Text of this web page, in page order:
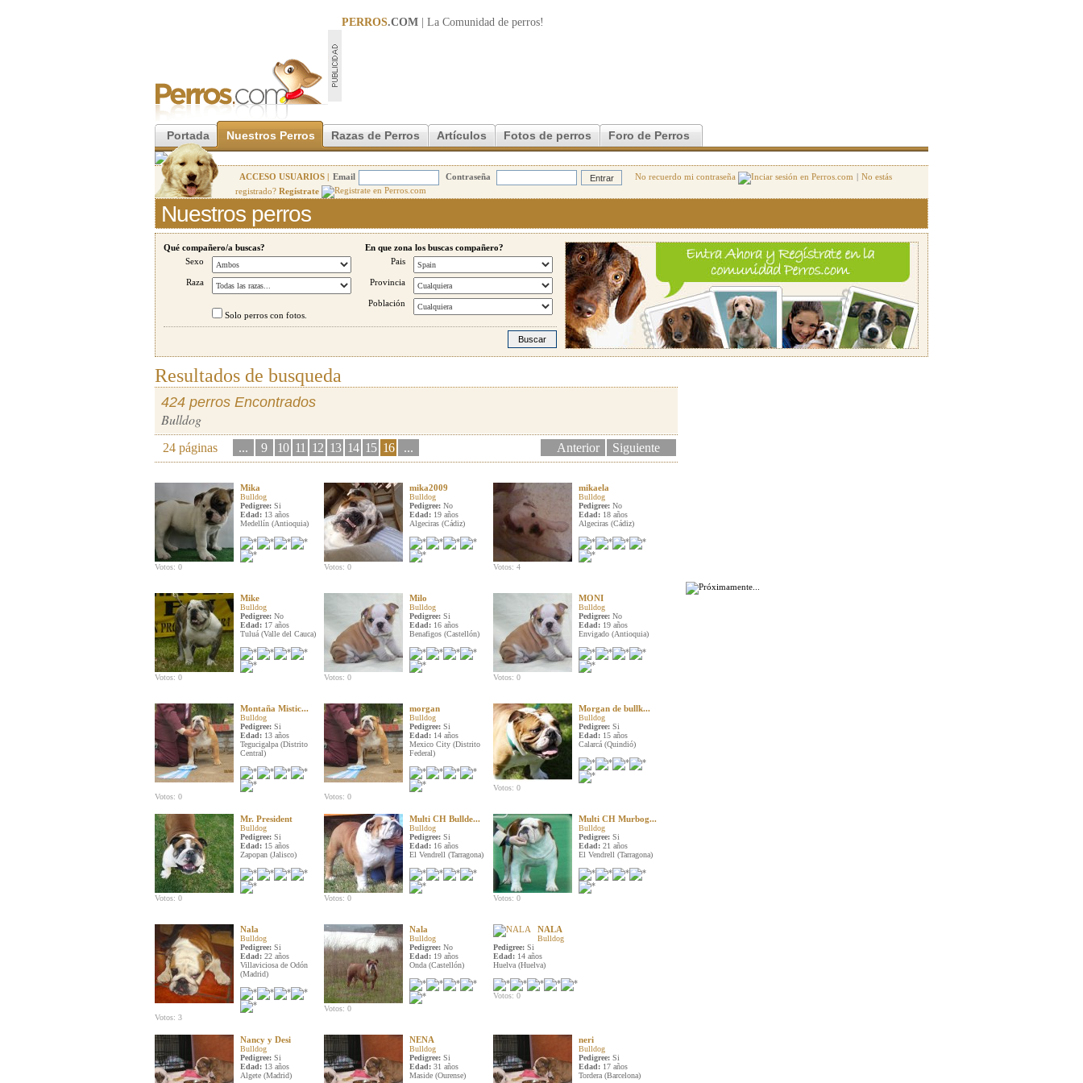
PERROS.COM | La Comunidad de perros!
Portada Nuestros Perros Razas de Perros Artículos Fotos de perros Foro de Perros
ACCESO USUARIOS | Email Contraseña No recuerdo mi contraseña | No estás
registrado? Regístrate
Nuestros perros
Qué compañero/a buscas?
Sexo
Raza
Solo perros con fotos.
En que zona los buscas compañero?
Pais
Provincia
Población
Resultados de busqueda
424 perros Encontrados
Bulldog
24 páginas ... 9 10 11 12 13 14 15 16 ... Anterior Siguiente
Mika
Bulldog
Pedigree: Si
Edad: 13 años
Medellín (Antioquia)
Votos: 0
mika2009
Bulldog
Pedigree: No
Edad: 19 años
Algeciras (Cádiz)
Votos: 0
mikaela
Bulldog
Pedigree: No
Edad: 18 años
Algeciras (Cádiz)
Votos: 4
Mike
Bulldog
Pedigree: No
Edad: 17 años
Tuluá (Valle del Cauca)
Votos: 0
Milo
Bulldog
Pedigree: Si
Edad: 16 años
Benafigos (Castellón)
Votos: 0
MONI
Bulldog
Pedigree: No
Edad: 19 años
Envigado (Antioquia)
Votos: 0
Montaña Mistic...
Bulldog
Pedigree: Si
Edad: 13 años
Tegucigalpa (Distrito
Central)
Votos: 0
morgan
Bulldog
Pedigree: Si
Edad: 14 años
Mexico City (Distrito
Federal)
Votos: 0
Morgan de bullk...
Bulldog
Pedigree: Si
Edad: 15 años
Calarcá (Quindió)
Votos: 0
Mr. President
Bulldog
Pedigree: Si
Edad: 15 años
Zapopan (Jalisco)
Votos: 0
Multi CH Bullde...
Bulldog
Pedigree: Si
Edad: 16 años
El Vendrell (Tarragona)
Votos: 0
Multi CH Murbog...
Bulldog
Pedigree: Si
Edad: 21 años
El Vendrell (Tarragona)
Votos: 0
Nala
Bulldog
Pedigree: Si
Edad: 22 años
Villaviciosa de Odón
(Madrid)
Votos: 3
Nala
Bulldog
Pedigree: No
Edad: 19 años
Onda (Castellón)
Votos: 0
NALA
Bulldog
Pedigree: Si
Edad: 14 años
Huelva (Huelva)
Votos: 0
Nancy y Desi
Bulldog
Pedigree: Si
Edad: 13 años
Algete (Madrid)
NENA
Bulldog
Pedigree: Si
Edad: 31 años
Maside (Ourense)
neri
Bulldog
Pedigree: Si
Edad: 17 años
Tordera (Barcelona)